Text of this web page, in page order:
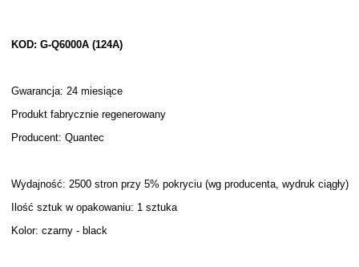
KOD: G-Q6000A (124A)
Gwarancja: 24 miesiące
Produkt fabrycznie regenerowany
Producent: Quantec
Wydajność: 2500 stron przy 5% pokryciu (wg producenta, wydruk ciągły)
Ilość sztuk w opakowaniu: 1 sztuka
Kolor: czarny - black